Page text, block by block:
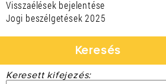
Visszaélések bejelentése
Jogi beszélgetések 2025
Keresés
Keresett kifejezés: